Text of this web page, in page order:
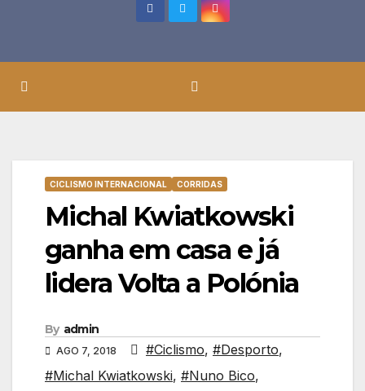
CICLISMO INTERNACIONAL CORRIDAS
Michal Kwiatkowski
ganha em casa e já
lidera Volta a Polónia
By admin
AGO 7, 2018 #Ciclismo, #Desporto,
#Michal Kwiatkowski, #Nuno Bico,